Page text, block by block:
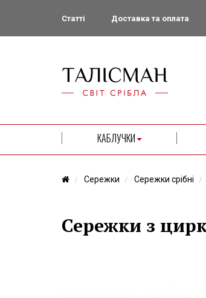
Статті Доставка та оплата
КАБЛУЧКИ
Сережки Сережки срібні
Сережки з